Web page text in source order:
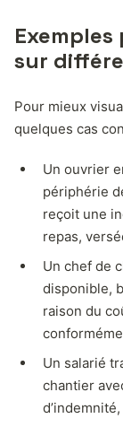
sur
Pour mieux
quelques cas
Un ouvrier
périphérie
reçoit une
repas,
Un chef de
disponible,
raison du
Un salarié
chantier